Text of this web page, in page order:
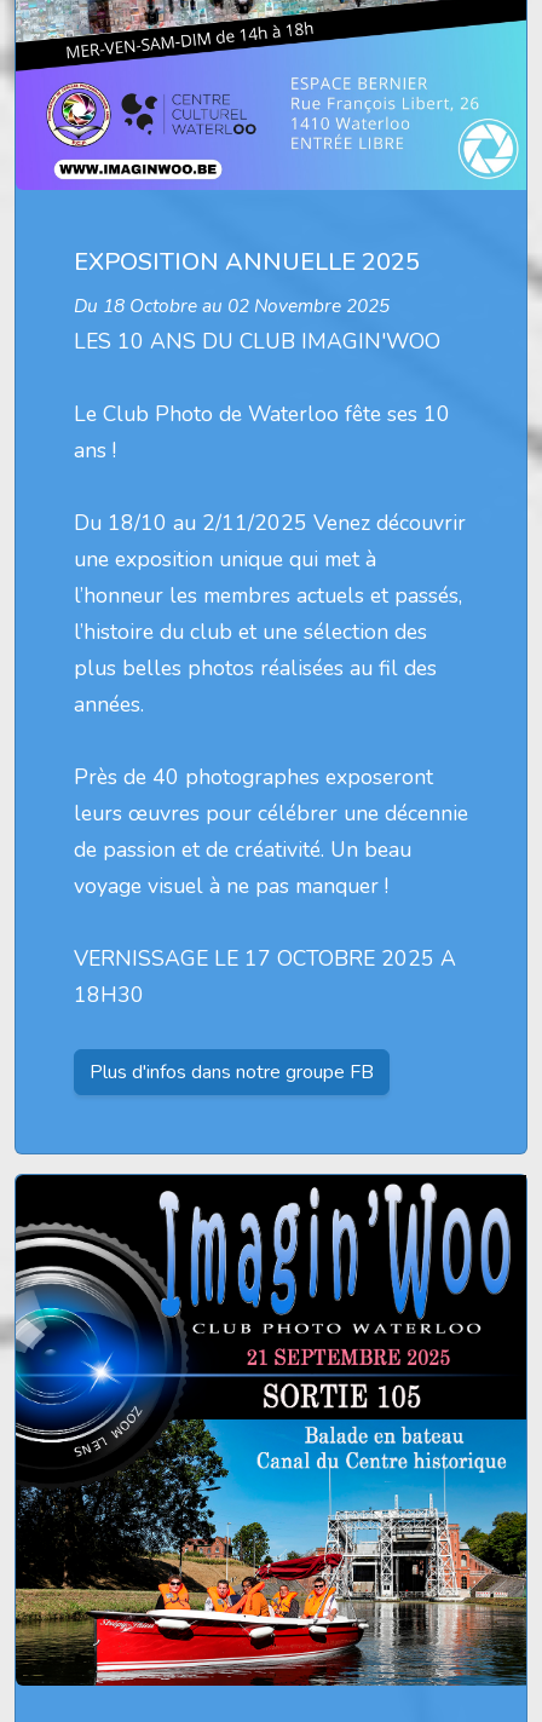
EXPOSITION ANNUELLE 2025
Du 18 Octobre au 02 Novembre 2025
LES 10 ANS DU CLUB IMAGIN'WOO
Le Club Photo de Waterloo fête ses 10
ans !
Du 18/10 au 2/11/2025 Venez découvrir
une exposition unique qui met à
l’honneur les membres actuels et passés,
l’histoire du club et une sélection des
plus belles photos réalisées au fil des
années.
Près de 40 photographes exposeront
leurs œuvres pour célébrer une décennie
de passion et de créativité. Un beau
voyage visuel à ne pas manquer !
VERNISSAGE LE 17 OCTOBRE 2025 A
18H30
Plus d'infos dans notre groupe FB